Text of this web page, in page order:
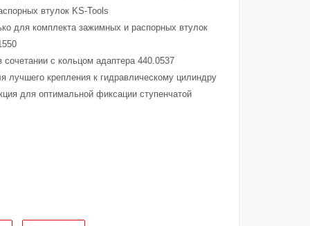
втулок KS-Tools
для комплекта зажимных и распорных втулок
сочетании с кольцом адаптера 440.0537
лучшего крепления к гидравлическому цилиндру
для оптимальной фиксации ступенчатой